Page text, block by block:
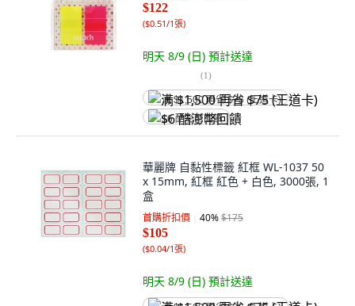
$122
($0.51/1張)
明天 8/9 (日) 預計送達
(1)
满 $1,500 再省 $75 (王道卡)
$6 酷澎幣回饋
華麗牌 自黏性標籤 紅框 WL-1037 50
x 15mm, 紅框 紅色 + 白色, 3000張, 1
盒
首購折扣價 40%$175
$105
($0.04/1張)
明天 8/9 (日) 預計送達